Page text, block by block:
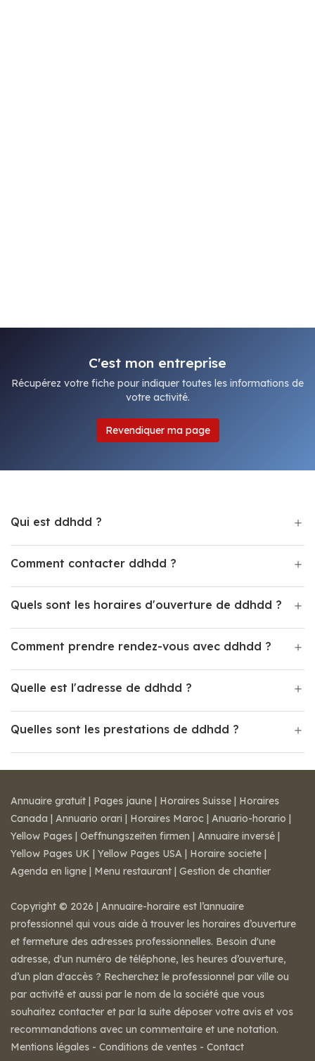
C'est mon entreprise
Récupérez votre fiche pour indiquer toutes les informations de
votre activité.
Revendiquer ma page
Qui est ddhdd ?
Comment contacter ddhdd ?
Quels sont les horaires d'ouverture de ddhdd ?
Comment prendre rendez-vous avec ddhdd ?
Quelle est l'adresse de ddhdd ?
Quelles sont les prestations de ddhdd ?
Annuaire gratuit | Pages jaune | Horaires Suisse | Horaires
Canada | Annuario orari | Horaires Maroc | Anuario-horario |
Yellow Pages | Oeffnungszeiten firmen | Annuaire inversé |
Yellow Pages UK | Yellow Pages USA | Horaire societe |
Agenda en ligne | Menu restaurant | Gestion de chantier
Copyright © 2026 | Annuaire-horaire est l’annuaire
professionnel qui vous aide à trouver les horaires d’ouverture
et fermeture des adresses professionnelles. Besoin d'une
adresse, d'un numéro de téléphone, les heures d’ouverture,
d’un plan d'accès ? Recherchez le professionnel par ville ou
par activité et aussi par le nom de la société que vous
souhaitez contacter et par la suite déposer votre avis et vos
recommandations avec un commentaire et une notation.
Mentions légales - Conditions de ventes - Contact